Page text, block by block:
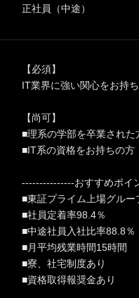
正社員（中途）
【必須】
IT業界に強い関心をお持
【尚可】
■理系の学部を卒業された
■IT系の資格をお持ちの方
---------------おすすめポイ
■東証プライム上場グルー
■社員定着率98.4％
■中途社員入社比率88.8％
■月平均残業時間15時間
■寮、社宅制度あり
■資格取得報奨金あり